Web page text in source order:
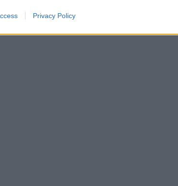
Privacy Policy